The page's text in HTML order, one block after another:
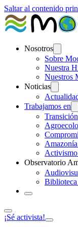
Saltar al contenido
Nosotros
Sobre
Nuestra
Nuestros
Noticias
Trabajamos en
Observatorio
¡Sé activista!